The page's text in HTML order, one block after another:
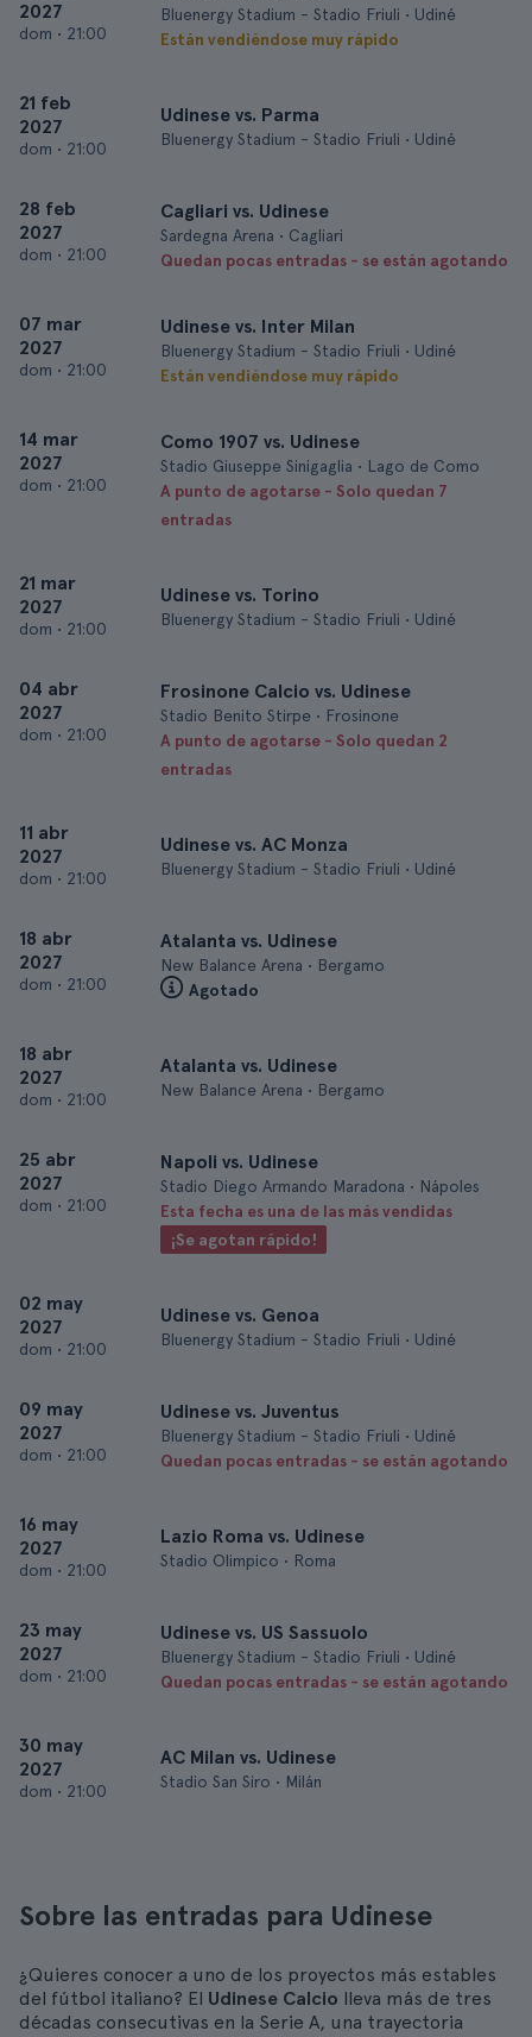
2027
dom • 21:00
Bluenergy Stadium - Stadio Friuli • Udiné
Están vendiéndose muy rápido
21 feb
2027
dom • 21:00
Udinese vs. Parma
Bluenergy Stadium - Stadio Friuli • Udiné
28 feb
2027
dom • 21:00
Cagliari vs. Udinese
Sardegna Arena • Cagliari
Quedan pocas entradas - se están agotando
07 mar
2027
dom • 21:00
Udinese vs. Inter Milan
Bluenergy Stadium - Stadio Friuli • Udiné
Están vendiéndose muy rápido
14 mar
2027
dom • 21:00
Como 1907 vs. Udinese
Stadio Giuseppe Sinigaglia • Lago de Como
A punto de agotarse - Solo quedan 7
entradas
21 mar
2027
dom • 21:00
Udinese vs. Torino
Bluenergy Stadium - Stadio Friuli • Udiné
04 abr
2027
dom • 21:00
Frosinone Calcio vs. Udinese
Stadio Benito Stirpe • Frosinone
A punto de agotarse - Solo quedan 2
entradas
11 abr
2027
dom • 21:00
Udinese vs. AC Monza
Bluenergy Stadium - Stadio Friuli • Udiné
18 abr
2027
dom • 21:00
Atalanta vs. Udinese
New Balance Arena • Bergamo
Agotado
18 abr
2027
dom • 21:00
Atalanta vs. Udinese
New Balance Arena • Bergamo
25 abr
2027
dom • 21:00
Napoli vs. Udinese
Stadio Diego Armando Maradona • Nápoles
Esta fecha es una de las más vendidas
¡Se agotan rápido!
02 may
2027
dom • 21:00
Udinese vs. Genoa
Bluenergy Stadium - Stadio Friuli • Udiné
09 may
2027
dom • 21:00
Udinese vs. Juventus
Bluenergy Stadium - Stadio Friuli • Udiné
Quedan pocas entradas - se están agotando
16 may
2027
dom • 21:00
Lazio Roma vs. Udinese
Stadio Olimpico • Roma
23 may
2027
dom • 21:00
Udinese vs. US Sassuolo
Bluenergy Stadium - Stadio Friuli • Udiné
Quedan pocas entradas - se están agotando
30 may
2027
dom • 21:00
AC Milan vs. Udinese
Stadio San Siro • Milán
Sobre las entradas para Udinese
¿Quieres conocer a uno de los proyectos más estables
del fútbol italiano? El Udinese Calcio lleva más de tres
décadas consecutivas en la Serie A, una trayectoria